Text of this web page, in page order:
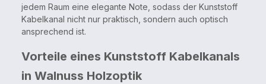
jedem Raum eine elegante Note, sodass der Kunststoff
Kabelkanal nicht nur praktisch, sondern auch optisch
ansprechend ist.
Vorteile eines Kunststoff Kabelkanals
in Walnuss Holzoptik